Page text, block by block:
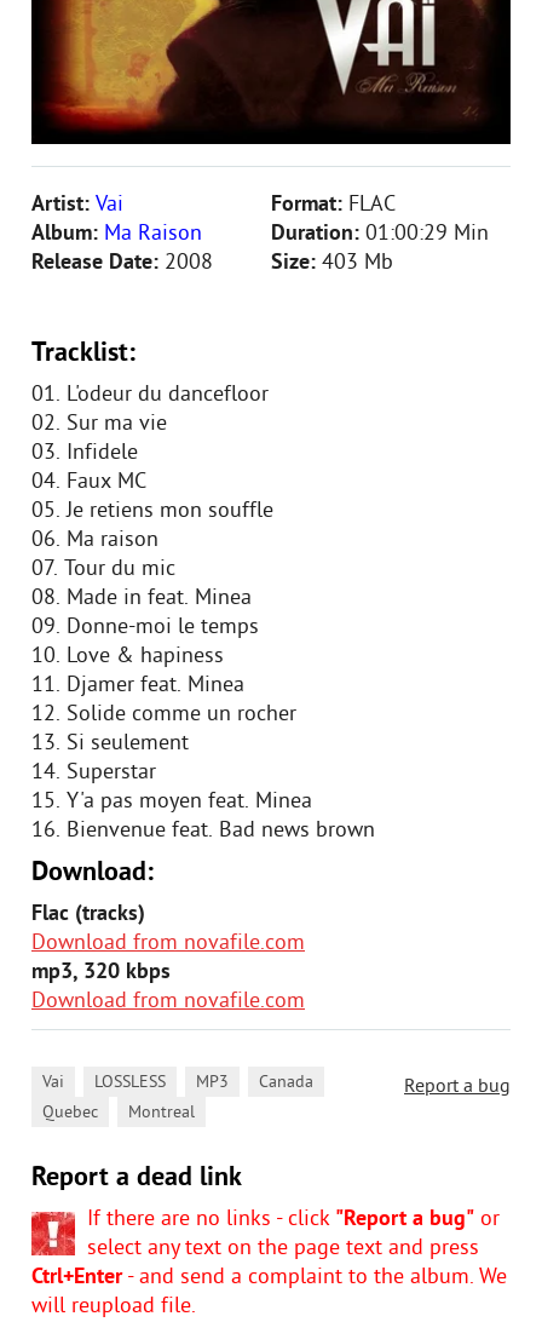
Artist: Vai
Album: Ma Raison
Release Date: 2008
Format: FLAC
Duration: 01:00:29 Min
Size: 403 Mb
Tracklist:
01. L'odeur du dancefloor
02. Sur ma vie
03. Infidele
04. Faux MC
05. Je retiens mon souffle
06. Ma raison
07. Tour du mic
08. Made in feat. Minea
09. Donne-moi le temps
10. Love & hapiness
11. Djamer feat. Minea
12. Solide comme un rocher
13. Si seulement
14. Superstar
15. Y'a pas moyen feat. Minea
16. Bienvenue feat. Bad news brown
Download:
Flac (tracks)
Download from novafile.com
mp3, 320 kbps
Download from novafile.com
Report a bug
Vai LOSSLESS MP3 Canada
Quebec Montreal
Report a dead link
If there are no links - click "Report a bug" or
select any text on the page text and press
Ctrl+Enter- and send a complaint to the album. We
will reupload file.